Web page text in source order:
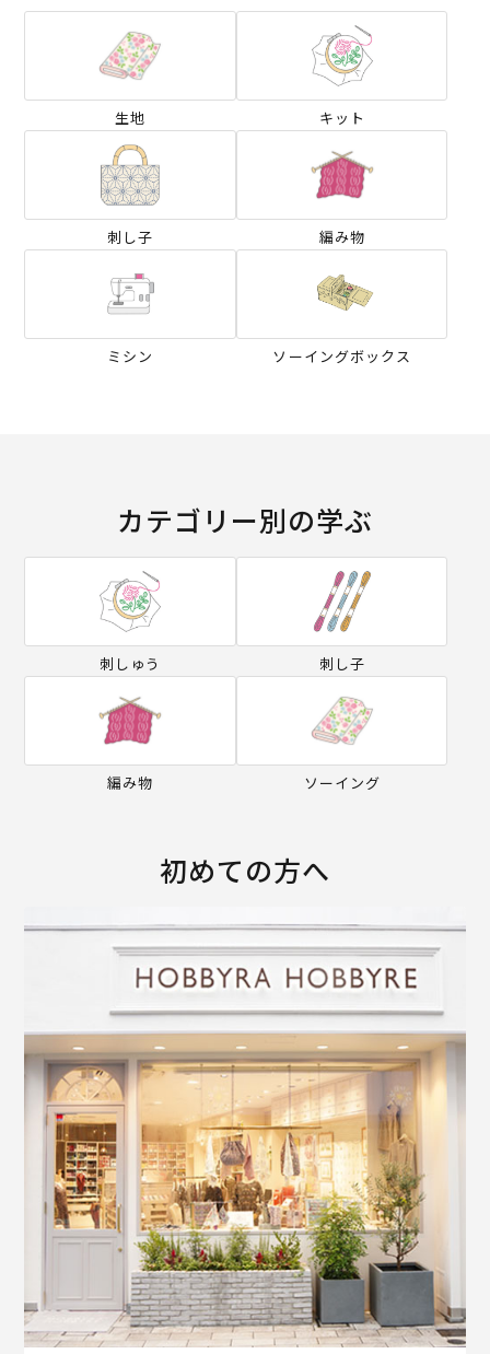
生地 キット
刺し子 編み物
ミシン ソーイングボックス
カテゴリー別の学ぶ
刺しゅう 刺し子
編み物 ソーイング
初めての方へ